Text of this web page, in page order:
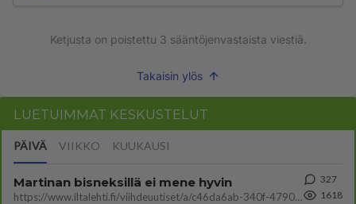
Ketjusta on poistettu 3 sääntöjenvastaista viestiä.
Takaisin ylös
LUETUIMMAT KESKUSTELUT
PÄIVÄ VIIKKO KUUKAUSI
Martinan bisneksillä ei mene hyvin
https://www.iltalehti.fi/viihdeuutiset/a/c46da6ab-340f-4790-aaa7-0865eed2336 Yrityksen konkurssihakemus on tullut kärä
327
1618